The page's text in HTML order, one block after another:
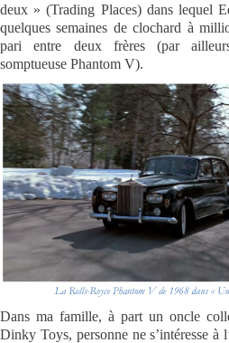
deux » (Trading Places) dans lequel
quelques semaines de clochard à
pari entre deux frères (par
somptueuse Phantom V).
Dans ma famille, à part un oncle
Dinky Toys, personne ne s’intéresse à